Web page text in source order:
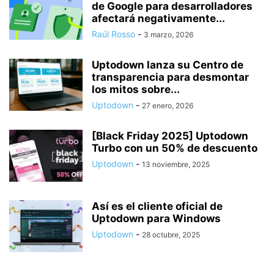
de Google para desarrolladores
afectará negativamente...
Raúl Rosso - 3 marzo, 2026
Uptodown lanza su Centro de
transparencia para desmontar
los mitos sobre...
Uptodown - 27 enero, 2026
[Black Friday 2025] Uptodown
Turbo con un 50% de descuento
Uptodown - 13 noviembre, 2025
Así es el cliente oficial de
Uptodown para Windows
Uptodown - 28 octubre, 2025